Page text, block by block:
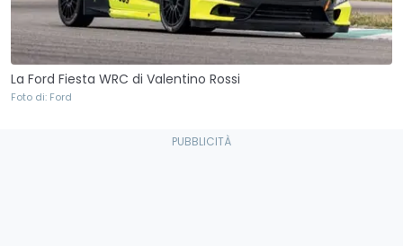
La Ford Fiesta WRC di Valentino Rossi
Foto di: Ford